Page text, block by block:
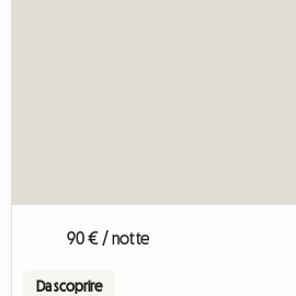
90 € / notte
Da scoprire